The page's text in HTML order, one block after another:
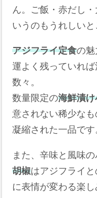
ん。ご飯・赤だし
いうのもうれしいと
アジフライ定食の魅
運よく残っていれ
数々。
数量限定の海鮮漬
意されない稀少な
凝縮された一品です
また、辛味と風味
胡椒はアジフライ
に表情が変わる楽し